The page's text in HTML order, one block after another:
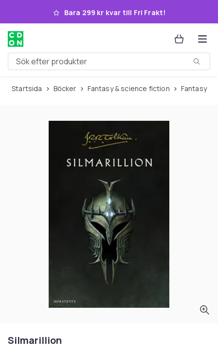
Hoppa till huvudinnehållet
Bara 299 kr kvar till Fri Frakt!
Sök efter produkter
Startsida Böcker Fantasy & science fiction Fantasy
Silmarillion